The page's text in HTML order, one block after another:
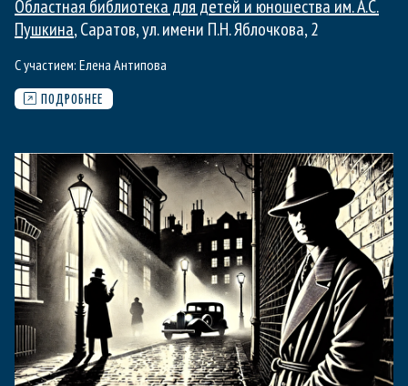
Областная библиотека для детей и юношества им. А.С.
Пушкина, Саратов, ул. имени П.Н. Яблочкова, 2
С участием: Елена Антипова
ПОДРОБНЕЕ